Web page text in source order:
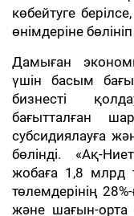
көбейтуге
өнімдеріне
Дамыған
үшін басым
бизнесті
бағытталған
субсидиялауға
бөлінді. «Ақ-
жобаға 1,8 млрд
төлемдерінің
және шағын-орта